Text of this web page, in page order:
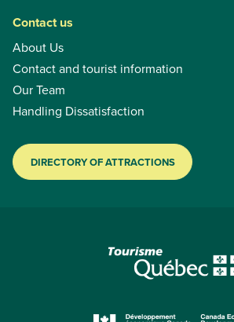
Contact us
About Us
Contact and tourist information
Our Team
Handling Dissatisfaction
DIRECTORY OF ATTRACTIONS